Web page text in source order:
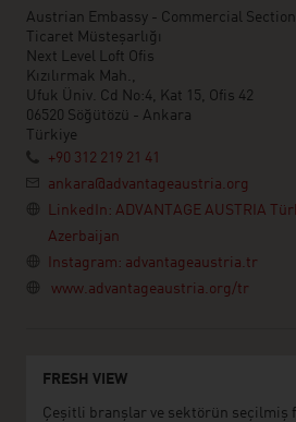
Austrian Embassy - Commercial
Ticaret Müsteşarlığı
Next Level Loft Ofis
Kızılırmak Mah.,
Ufuk Üniv. Cd No:4, Kat 15, Ofis 42
06520 Söğütözü - Ankara
Türkiye
+90 312 219 21 41
ankara@advantageaustria.org
LinkedIn: ADVANTAGE AUSTRIA
Azerbaijan
Instagram: advantageaustria.tr
www.advantageaustria.org/tr
FRESH VIEW
Çeşitli branşlar ve sektörün seçilmiş